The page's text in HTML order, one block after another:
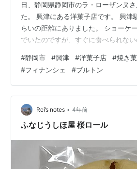
日、静岡県静岡市のラ・ローザンヌ
た。 興津にある洋菓子店です。 興津
らいの距離にありました。 ショーケ
でいたのですが、すぐに食べられな
ィナンシェが170円(税込)、ブルトン
た。 まずは黒糖はちみつマドレーヌ
感の黒糖風味の素朴なお菓子でした
ェ。 フランス発祥のお菓子で、フラ
金融家という意味があるそうです。
た。 最後はブ…
#静岡市 #興津 #洋菓子店 #焼き
#フィナンシェ #ブルトン
Rei’s notes • 4年前
ふなじうしほ屋 桜ロール